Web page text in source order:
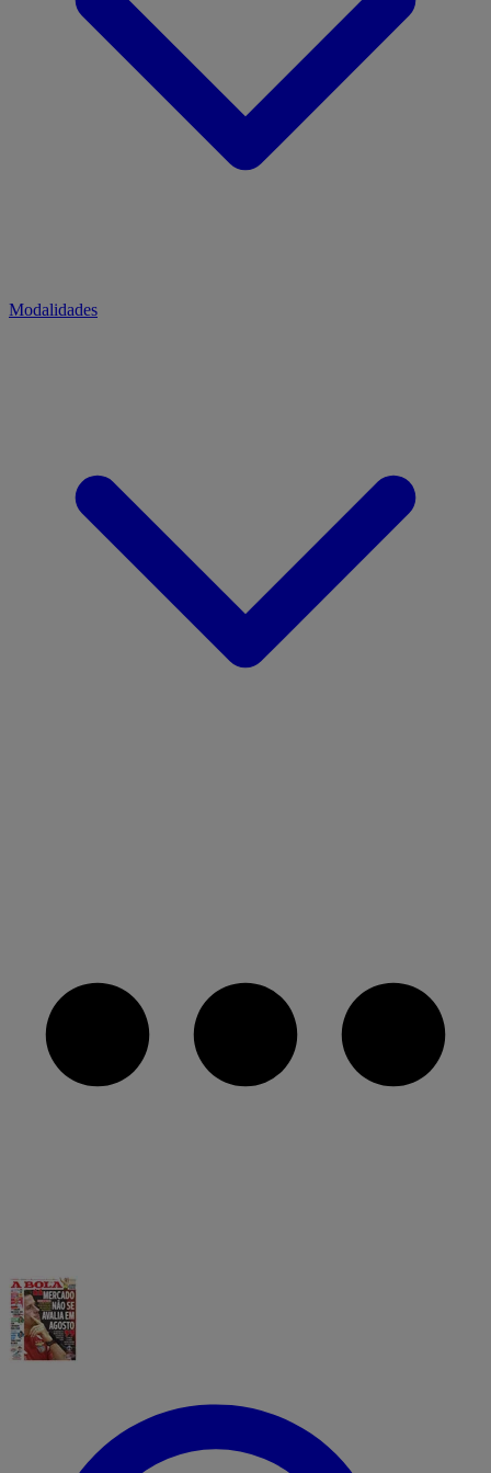
Modalidades